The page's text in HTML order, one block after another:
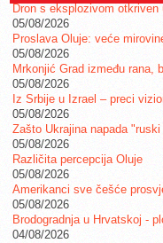
Dron s eksplozivom
05/08/2026
Proslava Oluje: veće
05/08/2026
Mrkonjić Grad između rana,
05/08/2026
Iz Srbije u Izrael – preci
05/08/2026
Zašto Ukrajina napada
05/08/2026
Različita percepcija Oluje
05/08/2026
Amerikanci sve češće
05/08/2026
Brodogradnja u Hrvatskoj -
04/08/2026